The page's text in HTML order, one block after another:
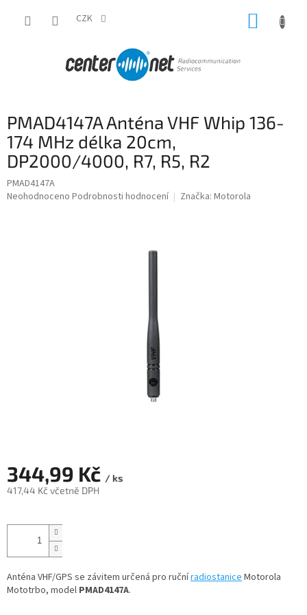
CZK
PMAD4147A Anténa VHF Whip 136-
174 MHz délka 20cm,
DP2000/4000, R7, R5, R2
PMAD4147A
Průměrné
Neohodnoceno Podrobnosti hodnocení Značka: Motorola
344,99 Kč / ks
417,44 Kč včetně DPH
cena:
Anténa VHF/GPS se závitem určená pro ručníradiostaniceMotorola
Mototrbo, model PMAD4147A.